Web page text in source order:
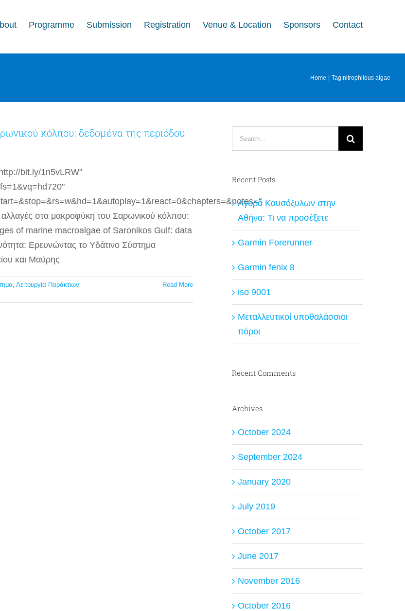
Programme Submission Registration Venue & Location Sponsors Contact
Home Tag:nitrophilous algae
κόλπου: δεδομένα της περιόδου
bit.ly/1n5vLRW"
αλλαγές στα μακροφύκη του Σαρωνικού κόλπου:
of marine macroalgae of Saronikos Gulf: data
Ερευνώντας το Υδάτινο Σύστημα
και Μαύρης
, Λειτουργία Παράκτιων
Read More
for:
Recent Posts
Αγορά Καυσόξυλων στην
Αθήνα: Τι να προσέξετε
Garmin Forerunner
Garmin fenix 8
iso 9001
Μεταλλευτικοί υποθαλάσσιοι
πόροι
Recent Comments
Archives
October 2024
September 2024
January 2020
July 2019
October 2017
June 2017
November 2016
October 2016